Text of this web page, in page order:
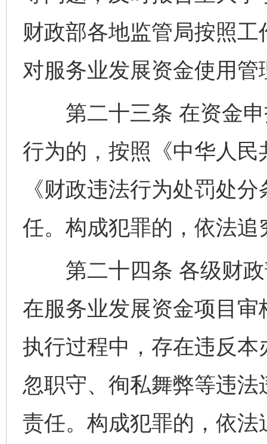
财政部各地监管局按照
对服务业发展资金使用
第二十三条 在资金申
行为的，按照《中华人
《财政违法行为处罚处
任。构成犯罪的，依法
第二十四条 各级财政
在服务业发展资金项目
执行过程中，存在违反
忽职守、徇私舞弊等违
责任。构成犯罪的，依